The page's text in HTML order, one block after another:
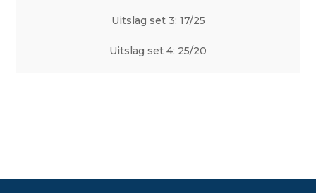
Uitslag set 3: 17/25
Uitslag set 4: 25/20